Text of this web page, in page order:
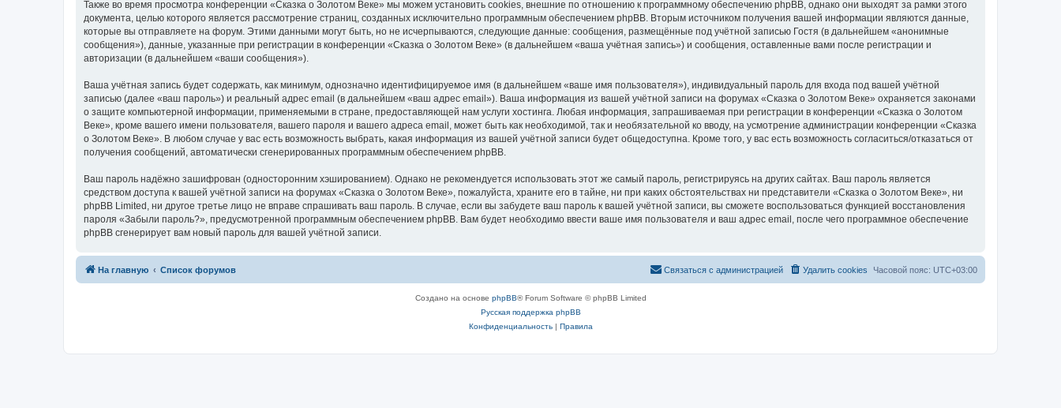
Также во время просмотра конференции «Сказка о Золотом Веке» мы можем установить cookies, внешние по отношению к программному обеспечению phpBB, однако они выходят за рамки этого
документа, целью которого является рассмотрение страниц, созданных исключительно программным обеспечением phpBB. Вторым источником получения вашей информации являются данные,
которые вы отправляете на форум. Этими данными могут быть, но не исчерпываются, следующие данные: сообщения, размещённые под учётной записью Гостя (в дальнейшем «анонимные
сообщения»), данные, указанные при регистрации в конференции «Сказка о Золотом Веке» (в дальнейшем «ваша учётная запись») и сообщения, оставленные вами после регистрации и
авторизации (в дальнейшем «ваши сообщения»).
Ваша учётная запись будет содержать, как минимум, однозначно идентифицируемое имя (в дальнейшем «ваше имя пользователя»), индивидуальный пароль для входа под вашей учётной
записью (далее «ваш пароль») и реальный адрес email (в дальнейшем «ваш адрес email»). Ваша информация из вашей учётной записи на форумах «Сказка о Золотом Веке» охраняется законами
о защите компьютерной информации, применяемыми в стране, предоставляющей нам услуги хостинга. Любая информация, запрашиваемая при регистрации в конференции «Сказка о Золотом
Веке», кроме вашего имени пользователя, вашего пароля и вашего адреса email, может быть как необходимой, так и необязательной ко вводу, на усмотрение администрации конференции «Сказка
о Золотом Веке». В любом случае у вас есть возможность выбрать, какая информация из вашей учётной записи будет общедоступна. Кроме того, у вас есть возможность согласиться/отказаться от
получения сообщений, автоматически сгенерированных программным обеспечением phpBB.
Ваш пароль надёжно зашифрован (односторонним хэшированием). Однако не рекомендуется использовать этот же самый пароль, регистрируясь на других сайтах. Ваш пароль является
средством доступа к вашей учётной записи на форумах «Сказка о Золотом Веке», пожалуйста, храните его в тайне, ни при каких обстоятельствах ни представители «Сказка о Золотом Веке», ни
phpBB Limited, ни другое третье лицо не вправе спрашивать ваш пароль. В случае, если вы забудете ваш пароль к вашей учётной записи, вы сможете воспользоваться функцией восстановления
пароля «Забыли пароль?», предусмотренной программным обеспечением phpBB. Вам будет необходимо ввести ваше имя пользователя и ваш адрес email, после чего программное обеспечение
phpBB сгенерирует вам новый пароль для вашей учётной записи.
На главную Список форумов Часовой пояс: UTC+03:00
Удалить cookies
Связаться с администрацией
Создано на основе phpBB® Forum Software © phpBB Limited
Русская поддержка phpBB
Конфиденциальность| Правила